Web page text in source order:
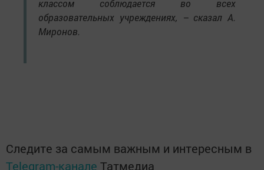
классом соблюдается во всех
образовательных учреждениях, – сказал А.
Миронов.
Следите за самым важным и интересным в
Telegram-канале Татмедиа